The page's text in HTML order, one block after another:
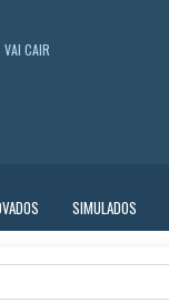
VAI CAIR
SIMULADOS